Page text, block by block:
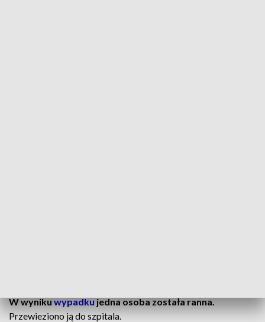
W wynikuwypadkujedna osoba została ranna.
Przewieziono ją do szpitala.